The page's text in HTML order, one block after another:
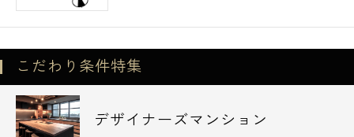
こだわり条件特集
デザイナーズマンション